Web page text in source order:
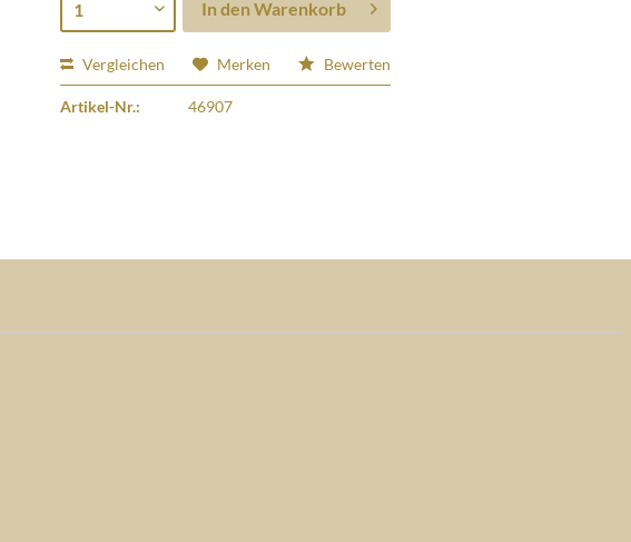
In den Warenkorb
Vergleichen Merken Bewerten
Artikel-Nr.: 46907